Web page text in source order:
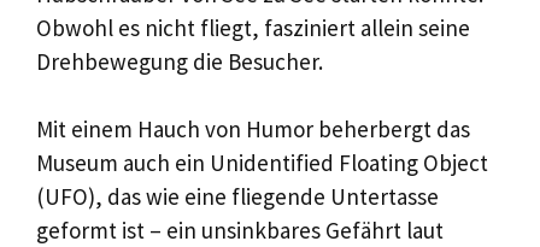
Obwohl es nicht fliegt, fasziniert allein seine
Drehbewegung die Besucher.
Mit einem Hauch von Humor beherbergt das
Museum auch ein Unidentified Floating Object
(UFO), das wie eine fliegende Untertasse
geformt ist – ein unsinkbares Gefährt laut